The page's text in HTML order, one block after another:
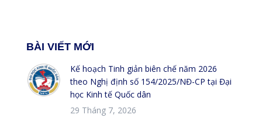
BÀI VIẾT MỚI
Kế hoạch Tinh giản biên chế năm 2026
theo Nghị định số 154/2025/NĐ-CP tại Đại
học Kinh tế Quốc dân
29 Tháng 7, 2026